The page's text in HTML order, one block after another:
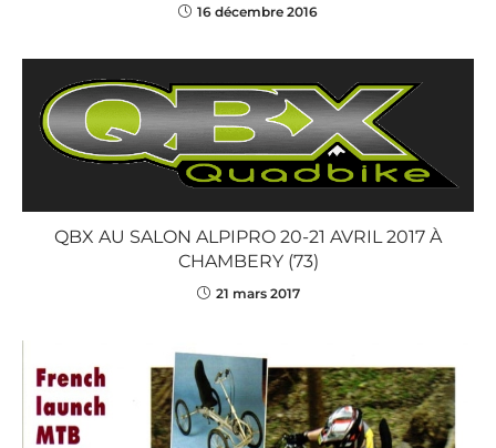
16 décembre 2016
QBX AU SALON ALPIPRO 20-21 AVRIL 2017 À
CHAMBERY (73)
21 mars 2017